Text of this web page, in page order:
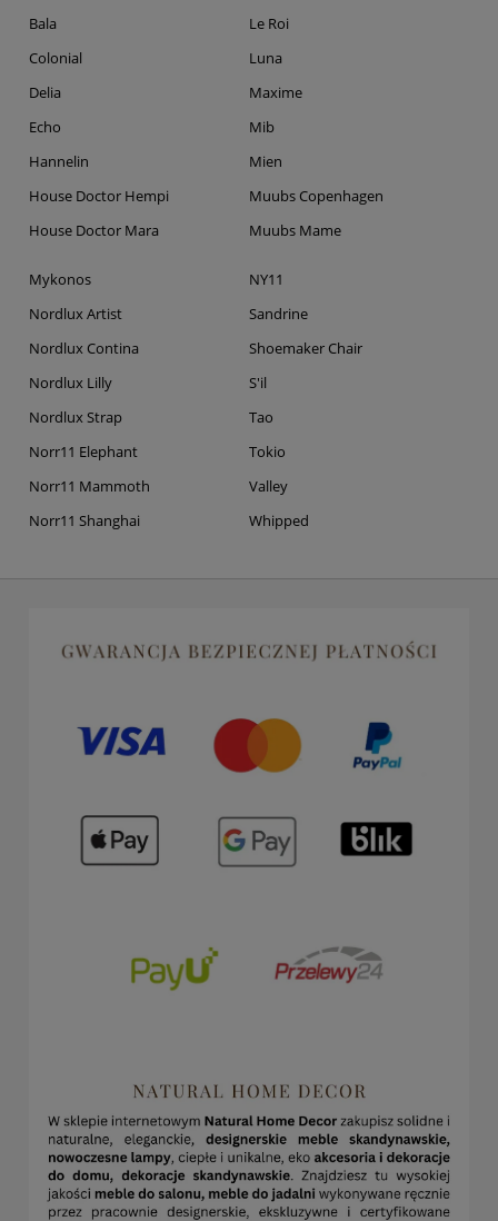
Bala
Colonial
Delia
Echo
Hannelin
House Doctor Hempi
House Doctor Mara
Le Roi
Luna
Maxime
Mib
Mien
Muubs Copenhagen
Muubs Mame
Mykonos
Nordlux Artist
Nordlux Contina
Nordlux Lilly
Nordlux Strap
Norr11 Elephant
Norr11 Mammoth
Norr11 Shanghai
NY11
Sandrine
Shoemaker Chair
S'il
Tao
Tokio
Valley
Whipped